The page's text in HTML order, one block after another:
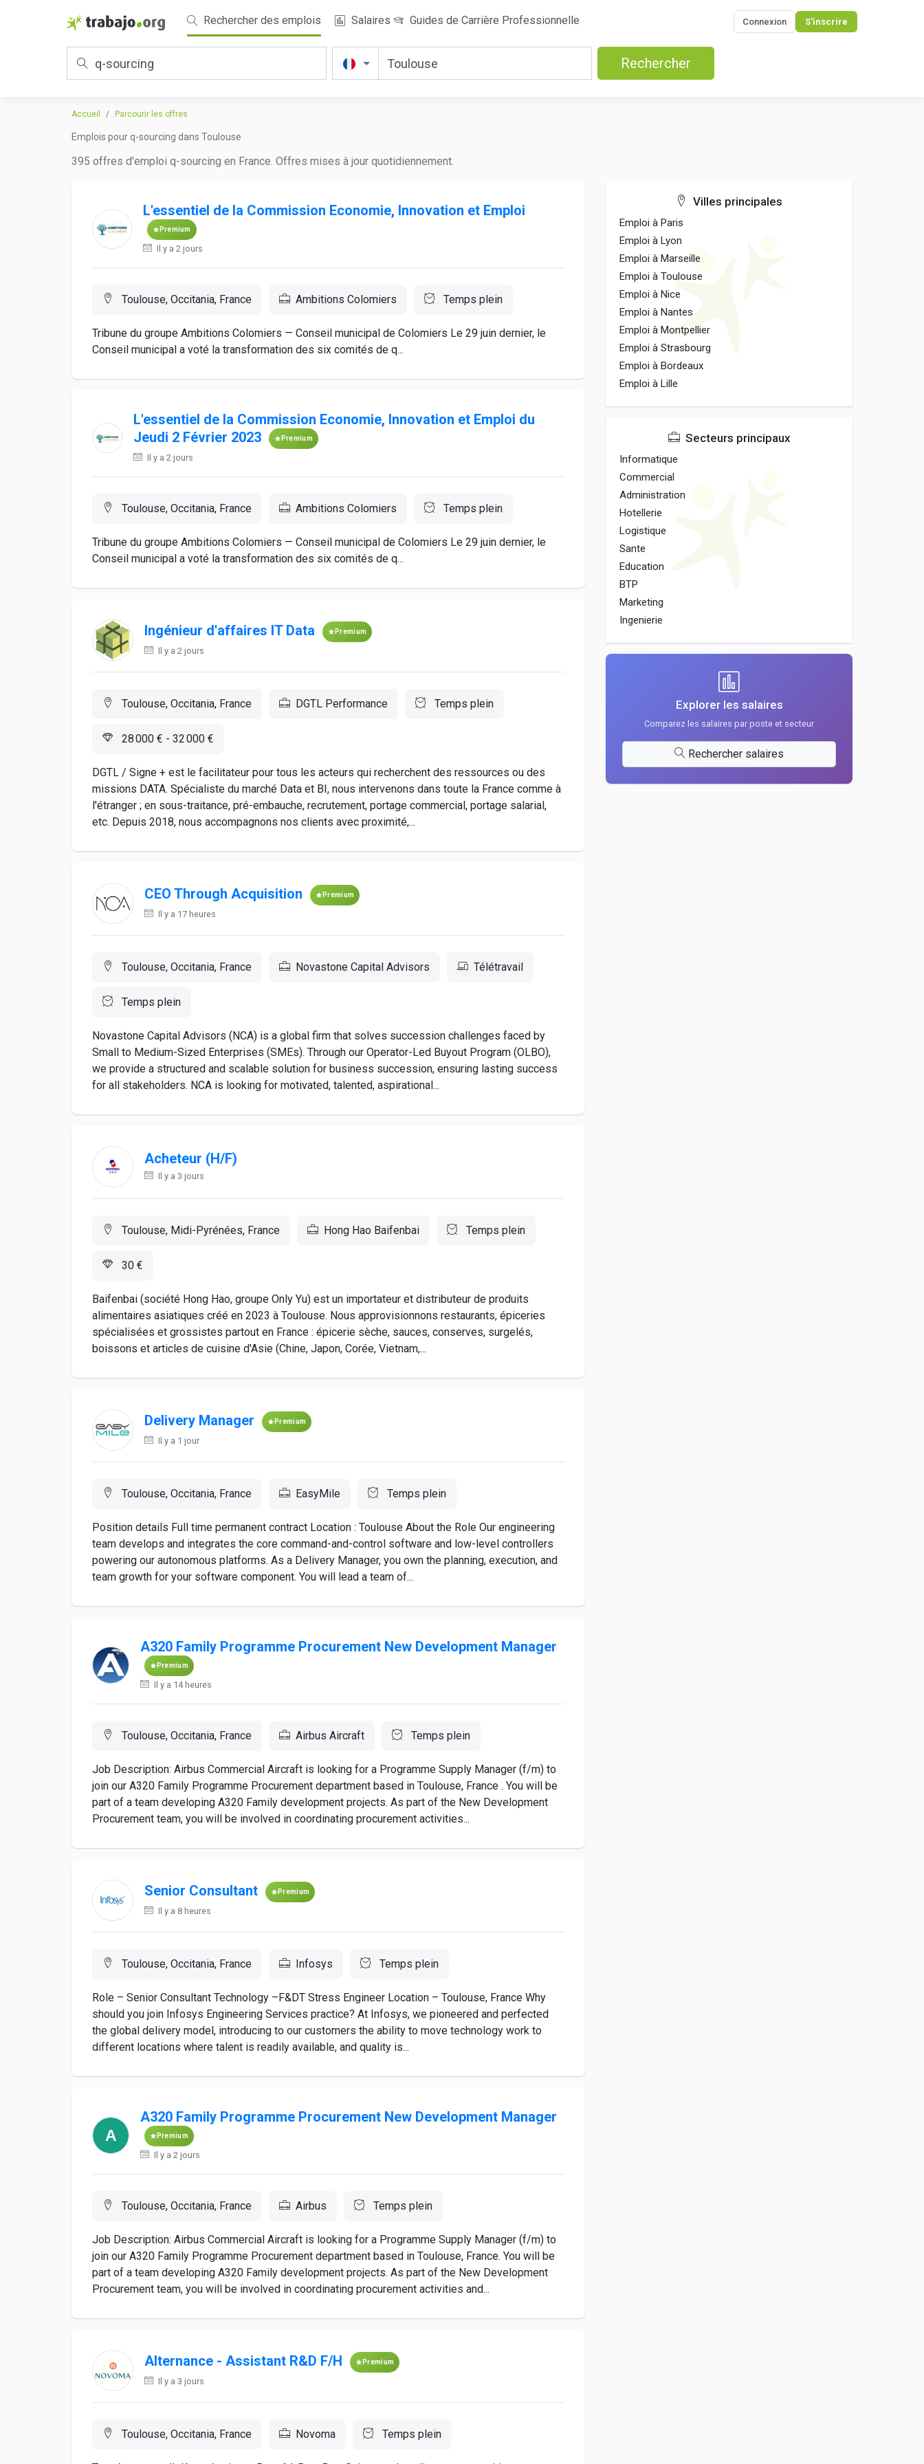
Rechercher des emplois Salaires Guides de Carrière Professionnelle Connexion S'inscrire
Rechercher
Accueil Parcourir les offres
Emplois pour q-sourcing dans Toulouse
395 offres d'emploi q-sourcing en France. Offres mises à jour quotidiennement.
L'essentiel de la Commission Economie, Innovation et Emploi
Premium
Il y a 2 jours
Toulouse, Occitania, France Ambitions Colomiers Temps plein
Tribune du groupe Ambitions Colomiers — Conseil municipal de Colomiers Le 29 juin dernier, le
Conseil municipal a voté la transformation des six comités de q...
L'essentiel de la Commission Economie, Innovation et Emploi du
Jeudi 2 Février 2023
Premium
Il y a 2 jours
Toulouse, Occitania, France Ambitions Colomiers Temps plein
Tribune du groupe Ambitions Colomiers — Conseil municipal de Colomiers Le 29 juin dernier, le
Conseil municipal a voté la transformation des six comités de q...
Ingénieur d'affaires IT Data Premium
Il y a 2 jours
Toulouse, Occitania, France DGTL Performance Temps plein
28 000 € - 32 000 €
DGTL / Signe + est le facilitateur pour tous les acteurs qui recherchent des ressources ou des
missions DATA. Spécialiste du marché Data et BI, nous intervenons dans toute la France comme à
l'étranger ; en sous-traitance, pré-embauche, recrutement, portage commercial, portage salarial,
etc. Depuis 2018, nous accompagnons nos clients avec proximité,...
CEO Through Acquisition Premium
Il y a 17 heures
Toulouse, Occitania, France Novastone Capital Advisors Télétravail
Temps plein
Novastone Capital Advisors (NCA) is a global firm that solves succession challenges faced by
Small to Medium-Sized Enterprises (SMEs). Through our Operator-Led Buyout Program (OLBO),
we provide a structured and scalable solution for business succession, ensuring lasting success
for all stakeholders. NCA is looking for motivated, talented, aspirational...
Acheteur (H/F)
Il y a 3 jours
Toulouse, Midi-Pyrénées, France Hong Hao Baifenbai Temps plein
30 €
Baifenbai (société Hong Hao, groupe Only Yu) est un importateur et distributeur de produits
alimentaires asiatiques créé en 2023 à Toulouse. Nous approvisionnons restaurants, épiceries
spécialisées et grossistes partout en France : épicerie sèche, sauces, conserves, surgelés,
boissons et articles de cuisine d'Asie (Chine, Japon, Corée, Vietnam,...
Delivery Manager Premium
Il y a 1 jour
Toulouse, Occitania, France EasyMile Temps plein
Position details Full time permanent contract Location : Toulouse About the Role Our engineering
team develops and integrates the core command-and-control software and low-level controllers
powering our autonomous platforms. As a Delivery Manager, you own the planning, execution, and
team growth for your software component. You will lead a team of...
A320 Family Programme Procurement New Development Manager
Premium
Il y a 14 heures
Toulouse, Occitania, France Airbus Aircraft Temps plein
Job Description: Airbus Commercial Aircraft is looking for a Programme Supply Manager (f/m) to
join our A320 Family Programme Procurement department based in Toulouse, France . You will be
part of a team developing A320 Family development projects. As part of the New Development
Procurement team, you will be involved in coordinating procurement activities...
Senior Consultant Premium
Il y a 8 heures
Toulouse, Occitania, France Infosys Temps plein
Role – Senior Consultant Technology –F&DT Stress Engineer Location – Toulouse, France Why
should you join Infosys Engineering Services practice? At Infosys, we pioneered and perfected
the global delivery model, introducing to our customers the ability to move technology work to
different locations where talent is readily available, and quality is...
A320 Family Programme Procurement New Development Manager
Premium
Il y a 2 jours
Toulouse, Occitania, France Airbus Temps plein
Job Description: Airbus Commercial Aircraft is looking for a Programme Supply Manager (f/m) to
join our A320 Family Programme Procurement department based in Toulouse, France. You will be
part of a team developing A320 Family development projects. As part of the New Development
Procurement team, you will be involved in coordinating procurement activities and...
Alternance - Assistant R&D F/H Premium
Il y a 3 jours
Toulouse, Occitania, France Novoma Temps plein
Villes principales
Emploi à Paris
Emploi à Lyon
Emploi à Marseille
Emploi à Toulouse
Emploi à Nice
Emploi à Nantes
Emploi à Montpellier
Emploi à Strasbourg
Emploi à Bordeaux
Emploi à Lille
Secteurs principaux
Informatique
Commercial
Administration
Hotellerie
Logistique
Sante
Education
BTP
Marketing
Ingenierie
Explorer les salaires
Comparez les salaires par poste et secteur
Rechercher salaires